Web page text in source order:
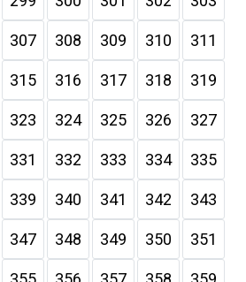
307 308 309 310 311
315 316 317 318 319
323 324 325 326 327
331 332 333 334 335
339 340 341 342 343
347 348 349 350 351